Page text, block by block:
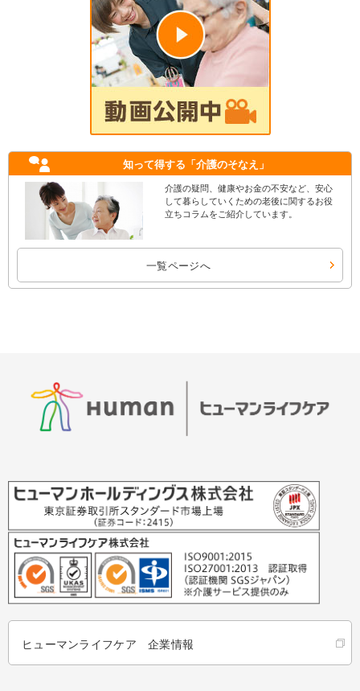
知って得する 「介護のそなえ」
介護の疑問、健康やお金の不安など、安心
して暮らしていくための老後に関するお役
立ちコラムをご紹介しています。
一覧ページへ
ヒューマンライフケア 企業情報